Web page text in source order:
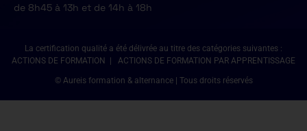
de 8h45 à 13h et de 14h à 18h
La certification qualité a été délivrée au titre des catégories suivantes :
ACTIONS DE FORMATION | ACTIONS DE FORMATION PAR APPRENTISSAGE
© Aureis formation & alternance | Tous droits réservés